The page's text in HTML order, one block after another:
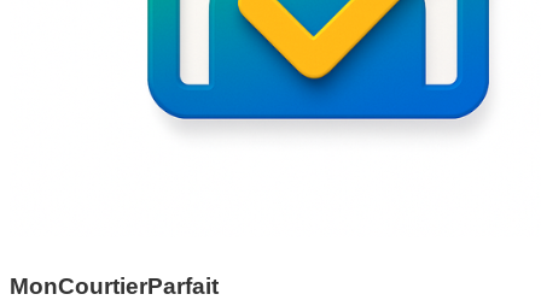
MonCourtierParfait